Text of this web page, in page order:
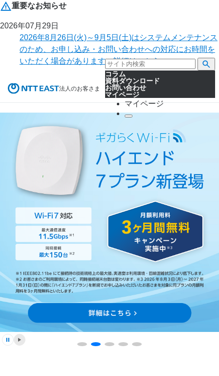
重要なお知らせ
2026年07月29日
2026年8月26日(火)～9月5日(土)はシステムメンテナンス
のため、お申し込み・お問い合わせへの対応にお時間を
いただく場合があります。詳細はこちら。
法人のお客さま
コラム
資料ダウンロード
お問い合わせ
マイページ
マイページ
停止する